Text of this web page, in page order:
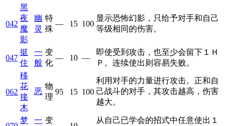
042
黑
夜
魔
影
幽
灵
特
殊
— 15 100
显示恐怖幻影，只给予对手和自己
等级相同的伤害。
047
挺
住
一
般
变
化
— 10 —
即使受到攻击，也至少会留下１Ｈ
Ｐ。连续使出则容易失败。
062
移
花
接
木
恶
物
理
95 15 100
利用对手的力量进行攻击。正和自
己战斗的对手，其攻击越高，伤害
越大。
梦
一 变
从自己已学会的招式中任意使出１